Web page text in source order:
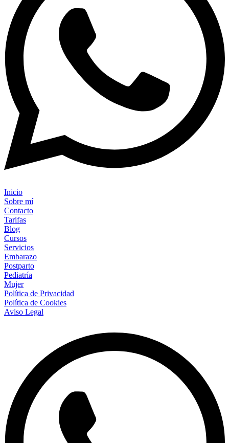
Inicio
Sobre mí
Contacto
Tarifas
Blog
Cursos
Servicios
Embarazo
Postparto
Pediatría
Mujer
Política de Privacidad
Política de Cookies
Aviso Legal